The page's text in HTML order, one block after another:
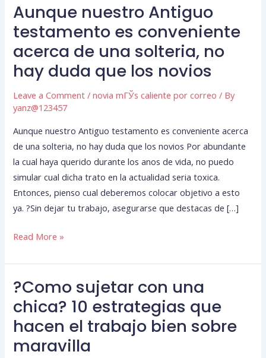
Aunque nuestro Antiguo
testamento es conveniente
acerca de una solteria, no
hay duda que los novios
Leave a Comment /novia mГЎs caliente por correo / By
yanz@123457
Aunque nuestro Antiguo testamento es conveniente acerca
de una solteria, no hay duda que los novios Por abundante
la cual haya querido durante los anos de vida, no puedo
simular cual dicha trato en la actualidad seri­a toxica.
Entonces, pienso cual deberemos colocar objetivo a esto
ya. ?Sin dejar tu trabajo, asegurarse que destacas de […]
Aunque
nuestro
Antiguo
testamento
es
acerca
una
solteria,
no
hay
duda
que
novios
Read More »
?Como sujetar con una
chica? 10 estrategias que
hacen el trabajo bien sobre
maravilla
?
Como
sujetar
con
una